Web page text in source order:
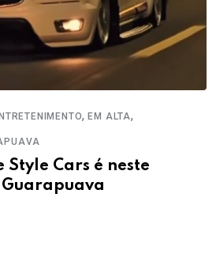
,EM ALTA,
Style Cars é neste